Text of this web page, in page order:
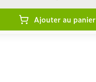
Ajouter au panier